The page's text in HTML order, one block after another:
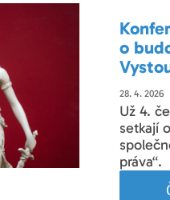
o
28. 4. 2026
Už 4.
setkají
práva“.